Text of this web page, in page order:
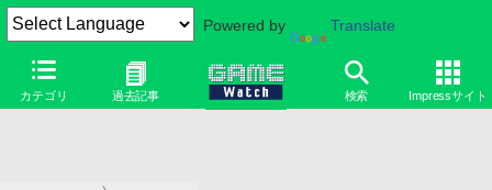
Powered by Translate
カテゴリ 過去記事 検索 Impressサイト